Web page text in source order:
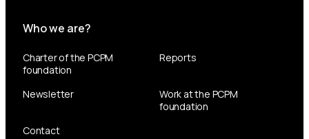
Who we are?
Charter of the PCPM
foundation
Reports
Newsletter
Work at the PCPM
foundation
Contact